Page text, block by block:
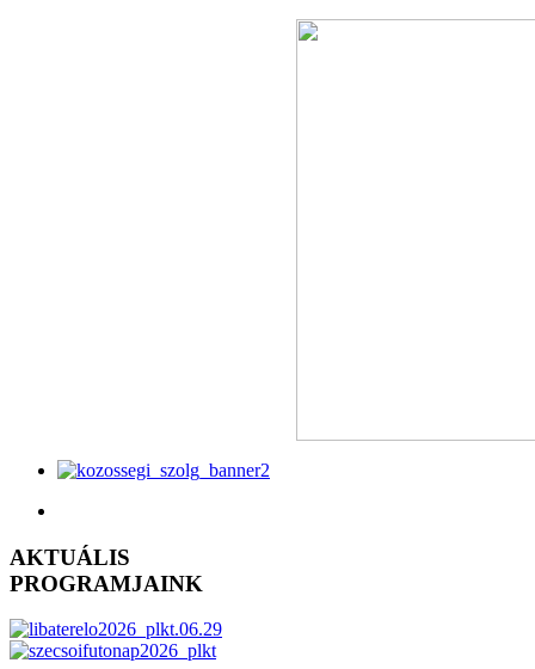
AKTUÁLIS
PROGRAMJAINK